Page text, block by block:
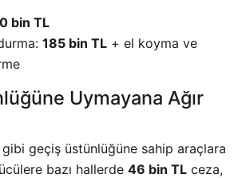
bin TL
185 bin TL + el koyma ve
Uymayana Ağır
geçiş üstünlüğüne sahip araçlara
bazı hallerde 46 bin TL ceza,